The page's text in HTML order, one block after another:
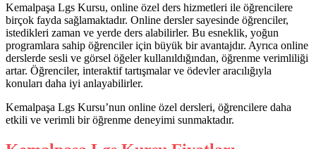
Kemalpaşa Lgs Kursu, online özel ders hizmetleri ile öğrencilere
birçok fayda sağlamaktadır. Online dersler sayesinde öğrenciler,
istedikleri zaman ve yerde ders alabilirler. Bu esneklik, yoğun
programlara sahip öğrenciler için büyük bir avantajdır. Ayrıca online
derslerde sesli ve görsel öğeler kullanıldığından, öğrenme verimliliği
artar. Öğrenciler, interaktif tartışmalar ve ödevler aracılığıyla
konuları daha iyi anlayabilirler.
Kemalpaşa Lgs Kursu’nun online özel dersleri, öğrencilere daha
etkili ve verimli bir öğrenme deneyimi sunmaktadır.